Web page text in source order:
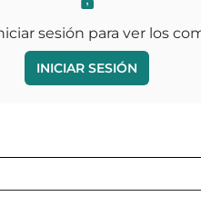
sesión para ver los
INICIAR SESIÓN